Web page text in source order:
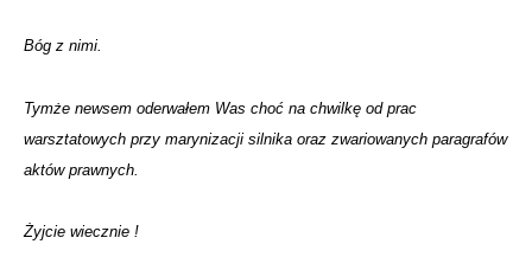
Bóg z nimi.
Tymże newsem oderwałem Was choć na chwilkę od prac
warsztatowych przy marynizacji silnika oraz zwariowanych paragrafów
aktów prawnych.
Żyjcie wiecznie !